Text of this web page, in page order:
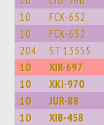
10 FCX-652
10 FCX-652
204 ST 13555
10 XIR-697
10 XKI-970
10 JUR-88
10 XIB-458